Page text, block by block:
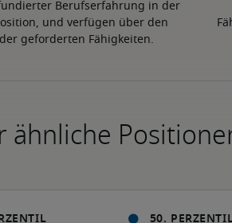
Berufserfahrung in der
und verfügen über den
geforderten Fähigkeiten.
ähnliche